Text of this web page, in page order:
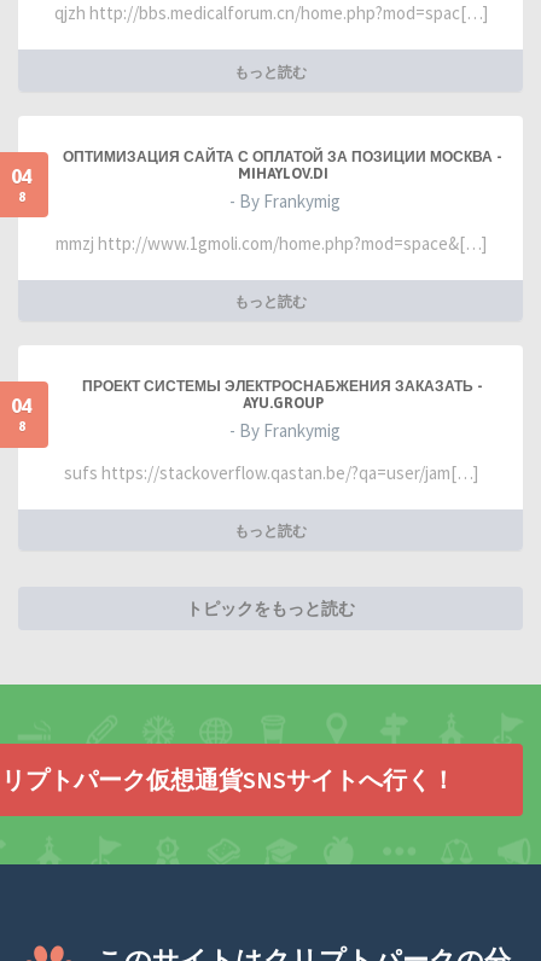
qjzh http://bbs.medicalforum.cn/home.php?mod=spac[…]
もっと読む
04
8
ОПТИМИЗАЦИЯ САЙТА С ОПЛАТОЙ ЗА ПОЗИЦИИ МОСКВА -
MIHAYLOV.DI
- By Frankymig
mmzj http://www.1gmoli.com/home.php?mod=space&[…]
もっと読む
04
8
ПРОЕКТ СИСТЕМЫ ЭЛЕКТРОСНАБЖЕНИЯ ЗАКАЗАТЬ -
AYU.GROUP
- By Frankymig
sufs https://stackoverflow.qastan.be/?qa=user/jam[…]
もっと読む
トピックをもっと読む
プトパーク仮想通貨SNSサイトへ行く！